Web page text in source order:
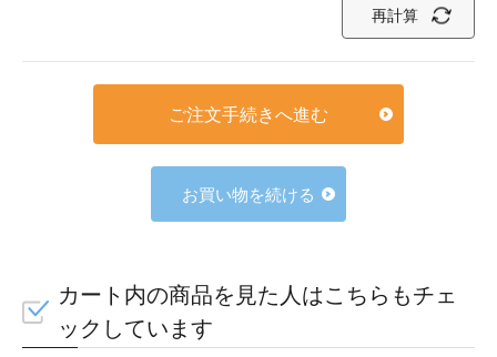
再計算
ご注文手続きへ進む
お買い物を続ける
カート内の商品を見た人はこちらもチェ
ックしています